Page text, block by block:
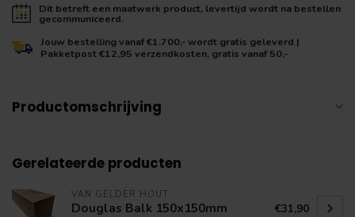
Dit betreft een maatwerk product, levertijd wordt na bestellen
gecommuniceerd.
Jouw bestelling vanaf €1.700,- wordt gratis geleverd |
Pakketpost €12,95 verzendkosten, gratis vanaf 50,-
Productomschrijving
Gerelateerde producten
VAN GELDER HOUT
Douglas Balk 150x150mm €31,90